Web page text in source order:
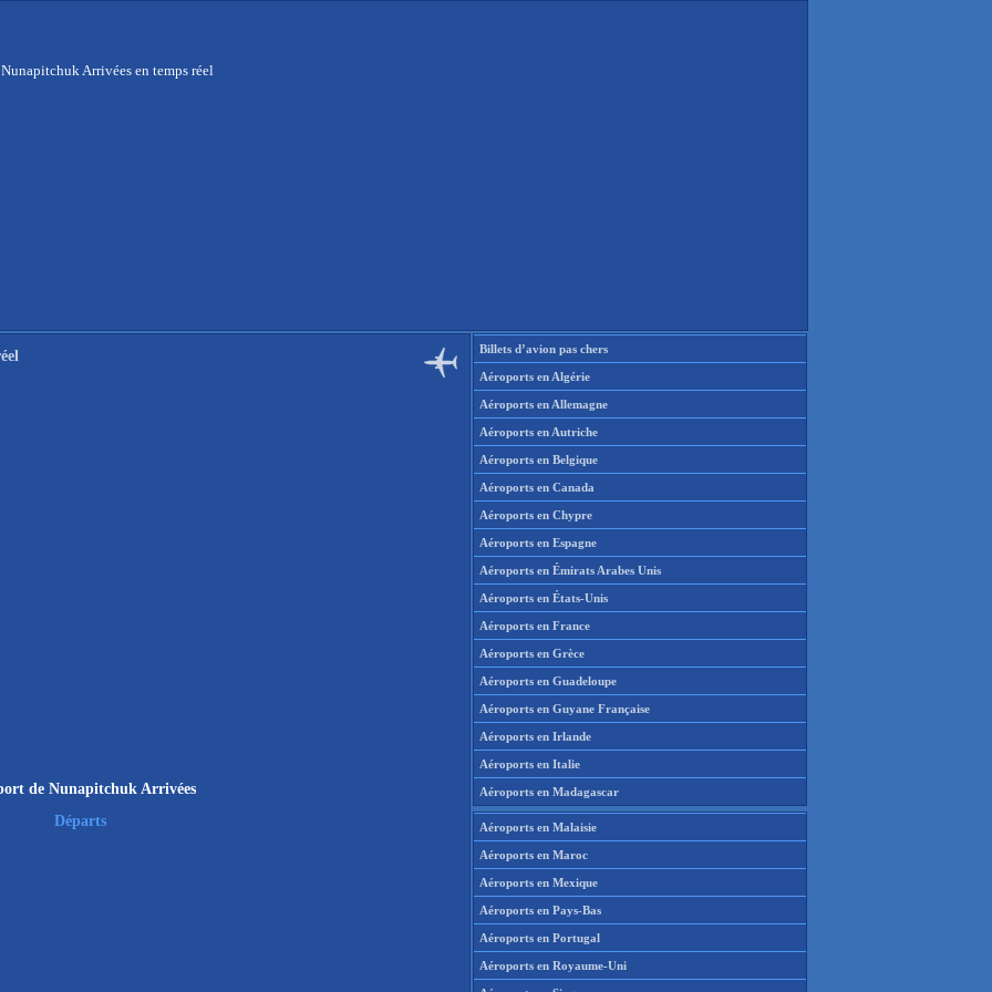
Arrivées en temps réel
de Nunapitchuk Arrivées
Départs
Billets d’avion pas chers
Aéroports en Algérie
Aéroports en Allemagne
Aéroports en Autriche
Aéroports en Belgique
Aéroports en Canada
Aéroports en Chypre
Aéroports en Espagne
Aéroports en Émirats Arabes Unis
Aéroports en États-Unis
Aéroports en France
Aéroports en Grèce
Aéroports en Guadeloupe
Aéroports en Guyane Française
Aéroports en Irlande
Aéroports en Italie
Aéroports en Madagascar
Aéroports en Malaisie
Aéroports en Maroc
Aéroports en Mexique
Aéroports en Pays-Bas
Aéroports en Portugal
Aéroports en Royaume-Uni